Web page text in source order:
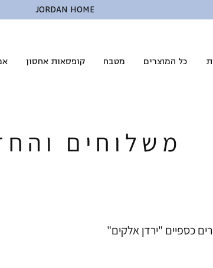
JORDAN HOME
כל המוצרים מטבח קופסאות אחסון
משלוחים
כספיים "ירדן אלקים"